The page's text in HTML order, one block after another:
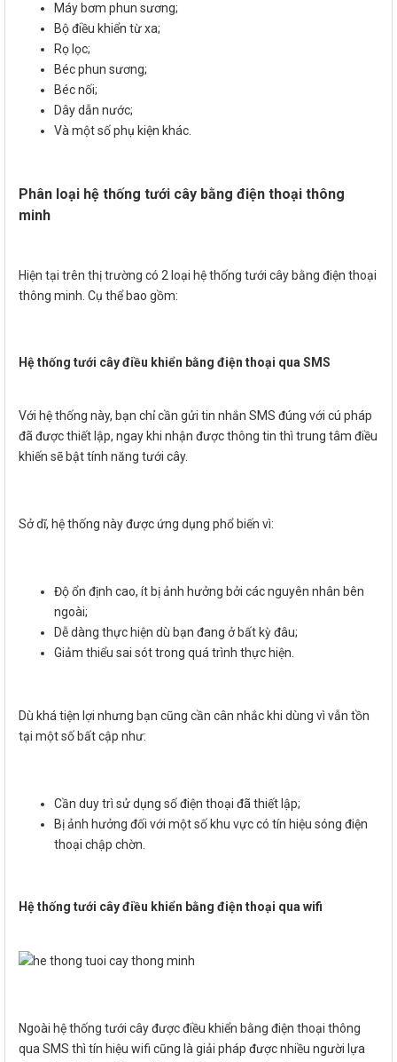
Máy bơm phun sương;
Bộ điều khiển từ xa;
Rọ lọc;
Béc phun sương;
Béc nối;
Dây dẫn nước;
Và một số phụ kiện khác.
Phân loại hệ thống tưới cây bằng điện thoại thông
minh
Hiện tại trên thị trường có 2 loại hệ thống tưới cây bằng điện thoại
thông minh. Cụ thể bao gồm:
Hệ thống tưới cây điều khiển bằng điện thoại qua SMS
Với hệ thống này, bạn chỉ cần gửi tin nhắn SMS đúng với cú pháp
đã được thiết lập, ngay khi nhận được thông tin thì trung tâm điều
khiến sẽ bật tính năng tưới cây.
Sở dĩ, hệ thống này được ứng dụng phổ biến vì:
Độ ổn định cao, ít bị ảnh hưởng bởi các nguyên nhân bên
ngoài;
Dễ dàng thực hiện dù bạn đang ở bất kỳ đâu;
Giảm thiểu sai sót trong quá trình thực hiện.
Dù khá tiện lợi nhưng bạn cũng cần cân nhắc khi dùng vì vẫn tồn
tại một số bất cập như:
Cần duy trì sử dụng số điện thoại đã thiết lập;
Bị ảnh hưởng đối với một số khu vực có tín hiệu sóng điện
thoại chập chờn.
Hệ thống tưới cây điều khiển bằng điện thoại qua wifi
Ngoài hệ thống tưới cây được điều khiển bằng điện thoại thông
qua SMS thì tín hiệu wifi cũng là giải pháp được nhiều người lựa